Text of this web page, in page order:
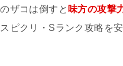
ザコは倒すと 味方の攻撃
ピクリ・Sランク攻略を